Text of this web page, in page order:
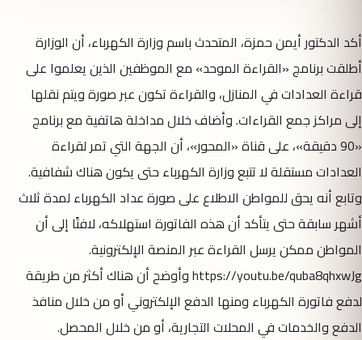
أكد الدكتور أيمن حمزة، المتحدث باسم وزارة الكهرباء، أن الوزارة
أطلقت برنامج «القراءة الموحد» مع الموظفين الذين يعلموا على
قراءة العدادات في المنازل، والقراءة تكون عبر صورة ويتم نقلها
إلى مراكز جمع القراءات. وأضاف خلال مداخلة هاتفية مع برنامج
«90 دقيقة»، على قناة «المحور»، أن الجهة التي تمر لقراءة
العدادات مستقلة لا تتبع وزارة الكهرباء حتى يكون هناك شفافية.
وتابع أنه يحق للمواطن الاطلاع على صورة عداد الكهرباء لمدة ثلاث
أشهر سابقة حتى يتأكد أن هذه الفاتورة استهلاكه، لافتًا إلى أن
المواطن ممكن يرسل القراءة عبر المنصة الإلكترونية.
https://youtu.be/quba8qhxwJg وأوضح أن هناك أكثر من طريقة
لدفع فاتورة الكهرباء ومنها الدفع الإلكتروني أو من خلال منافذ
الدفع والخدمات في المحلات التجارية، أو من خلال المحصل.